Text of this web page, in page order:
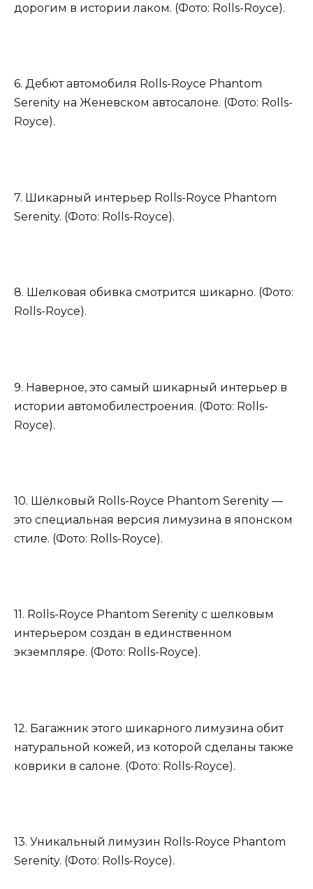
дорогим в истории лаком. (Фото: Rolls-Royce).
6. Дебют автомобиля Rolls-Royce Phantom
Serenity на Женевском автосалоне. (Фото: Rolls-
Royce).
7. Шикарный интерьер Rolls-Royce Phantom
Serenity. (Фото: Rolls-Royce).
8. Шелковая обивка смотрится шикарно. (Фото:
Rolls-Royce).
9. Наверное, это самый шикарный интерьер в
истории автомобилестроения. (Фото: Rolls-
Royce).
10. Шёлковый Rolls-Royce Phantom Serenity —
это специальная версия лимузина в японском
стиле. (Фото: Rolls-Royce).
11. Rolls-Royce Phantom Serenity с шелковым
интерьером создан в единственном
экземпляре. (Фото: Rolls-Royce).
12. Багажник этого шикарного лимузина обит
натуральной кожей, из которой сделаны также
коврики в салоне. (Фото: Rolls-Royce).
13. Уникальный лимузин Rolls-Royce Phantom
Serenity. (Фото: Rolls-Royce).